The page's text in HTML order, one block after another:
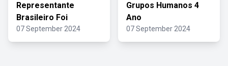
Representante
Brasileiro Foi
07 September 2024
Grupos Humanos 4
Ano
07 September 2024